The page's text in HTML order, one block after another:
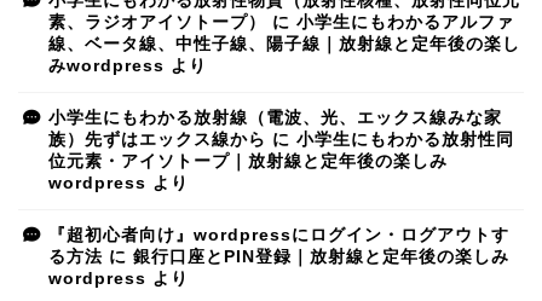
素、ラジオアイソトープ）
に 小学生にもわかるアルファ
線、ベータ線、中性子線、陽子線｜放射線と定年後の楽し
みwordpress より
小学生にもわかる放射線（電波、光、エックス線みな家
族）先ずはエックス線から に 小学生にもわかる放射性同
位元素・アイソトープ｜放射線と定年後の楽しみ
wordpress より
『超初心者向け』wordpressにログイン・ログアウトす
る方法 に 銀行口座とPIN登録｜放射線と定年後の楽しみ
wordpress より